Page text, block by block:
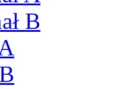
B